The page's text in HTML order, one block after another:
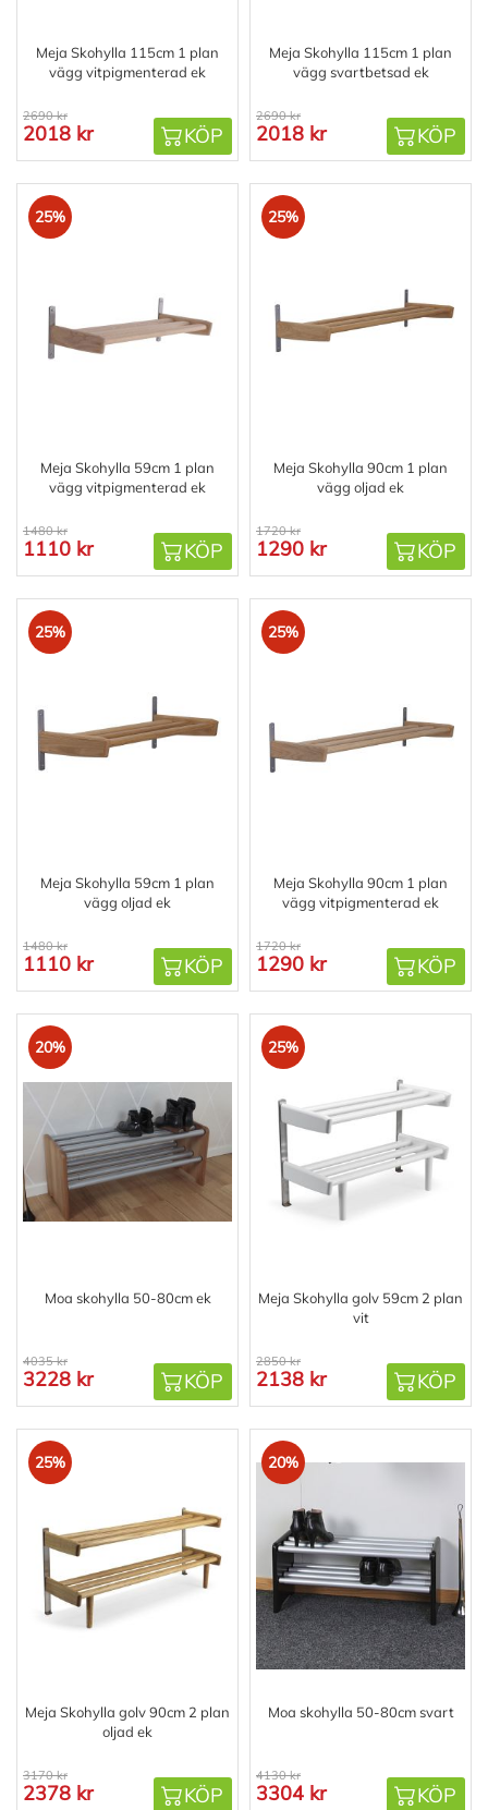
Meja Skohylla 115cm 1 plan
vägg vitpigmenterad ek
2690 kr
2018 kr KÖP
Meja Skohylla 115cm 1 plan
vägg svartbetsad ek
2690 kr
2018 kr KÖP
25%
Meja Skohylla 59cm 1 plan
vägg vitpigmenterad ek
1480 kr
1110 kr KÖP
25%
Meja Skohylla 90cm 1 plan
vägg oljad ek
1720 kr
1290 kr KÖP
25%
Meja Skohylla 59cm 1 plan
vägg oljad ek
1480 kr
1110 kr KÖP
25%
Meja Skohylla 90cm 1 plan
vägg vitpigmenterad ek
1720 kr
1290 kr KÖP
20%
Moa skohylla 50-80cm ek
4035 kr
3228 kr KÖP
25%
Meja Skohylla golv 59cm 2 plan
vit
2850 kr
2138 kr KÖP
25%
Meja Skohylla golv 90cm 2 plan
oljad ek
3170 kr
2378 kr KÖP
20%
Moa skohylla 50-80cm svart
4130 kr
3304 kr KÖP